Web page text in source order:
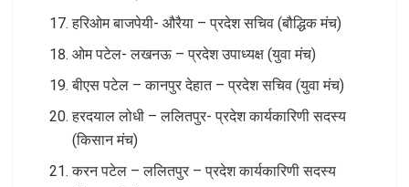
हरिओम बाजपेयी- औरैया – प्रदेश सचिव (बौद्धिक मंच)
ओम पटेल- लखनऊ – प्रदेश उपाध्यक्ष (युवा मंच)
बीएस पटेल – कानपुर देहात – प्रदेश सचिव (युवा मंच)
हरदयाल लोधी – ललितपुर- प्रदेश कार्यकारिणी सदस्य
(किसान मंच)
करन पटेल – ललितपुर – प्रदेश कार्यकारिणी सदस्य